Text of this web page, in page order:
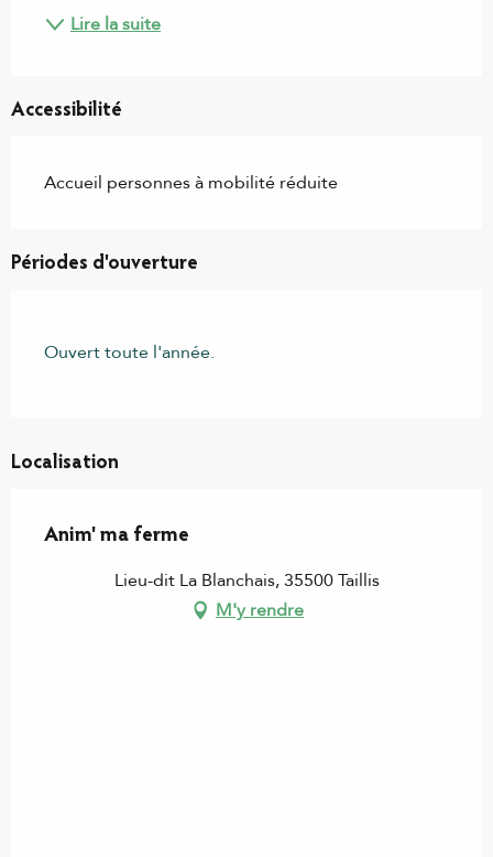
Lire la suite
Accessibilité
Accueil personnes à mobilité réduite
Périodes d'ouverture
Ouvert toute l'année.
Localisation
Anim' ma ferme
Lieu-dit La Blanchais, 35500 Taillis
M'y rendre